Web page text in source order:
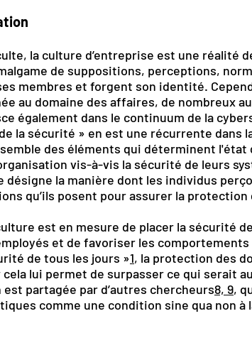
la culture d’entreprise est une réalité
de suppositions, perceptions,
membres et forgent son identité.
au domaine des affaires, de nombreux
également dans le continuum de la
la sécurité » en est une récurrente dans
des éléments qui déterminent l'état
vis-à-vis la sécurité de leurs
désigne la manière dont les individus
qu’ils posent pour assurer la protection
est en mesure de placer la sécurité
et de favoriser les
de tous les jours »1, la protection des
lui permet de surpasser ce qui serait
partagée par d’autres chercheurs8, 9,
comme une condition sine qua non à